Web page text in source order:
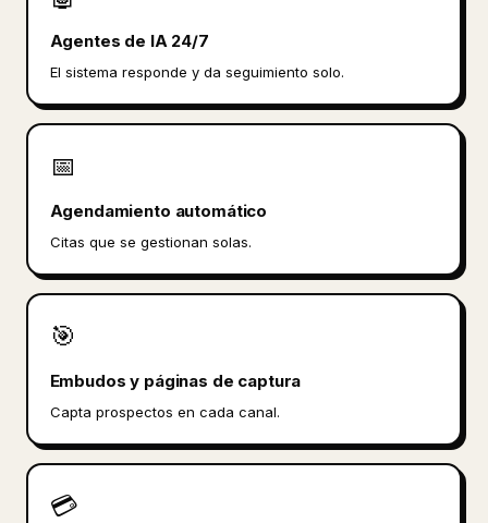
Agentes de IA 24/7
El sistema responde y da seguimiento solo.
📅
Agendamiento automático
Citas que se gestionan solas.
🎯
Embudos y páginas de captura
Capta prospectos en cada canal.
💳